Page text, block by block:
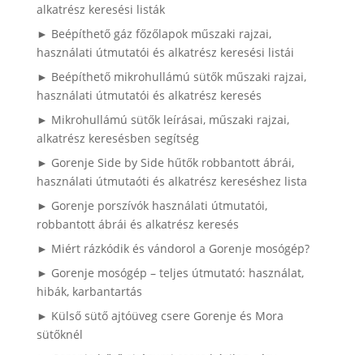
alkatrész keresési listák
► Beépíthető gáz főzőlapok műszaki rajzai,
használati útmutatói és alkatrész keresési listái
► Beépíthető mikrohullámú sütők műszaki rajzai,
használati útmutatói és alkatrész keresés
► Mikrohullámú sütők leírásai, műszaki rajzai,
alkatrész keresésben segítség
► Gorenje Side by Side hűtők robbantott ábrái,
használati útmutaóti és alkatrész kereséshez lista
► Gorenje porszívók használati útmutatói,
robbantott ábrái és alkatrész keresés
► Miért rázkódik és vándorol a Gorenje mosógép?
► Gorenje mosógép – teljes útmutató: használat,
hibák, karbantartás
► Külső sütő ajtóüveg csere Gorenje és Mora
sütőknél